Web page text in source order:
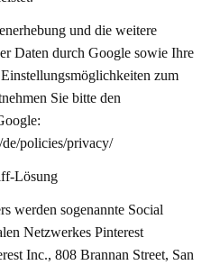
und die weitere
Daten durch Google sowie Ihre
zum
Sie bitte den
policies/privacy/
Lösung
werden sogenannte Social
Netzwerkes Pinterest
Inc., 808 Brannan Street, San